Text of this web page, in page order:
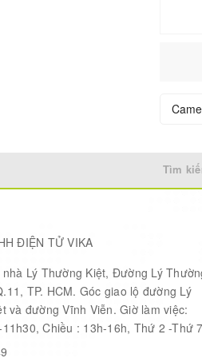
States
Systems
NV
Tìm
ĐIỆN TỬ VIKA
nhà Lý Thường Kiệt, Đường Lý
TP. HCM. Góc giao lộ đường Lý
và đường Vĩnh Viễn. Giờ làm việc:
Chiều : 13h-16h, Thứ 2 -Thứ 7